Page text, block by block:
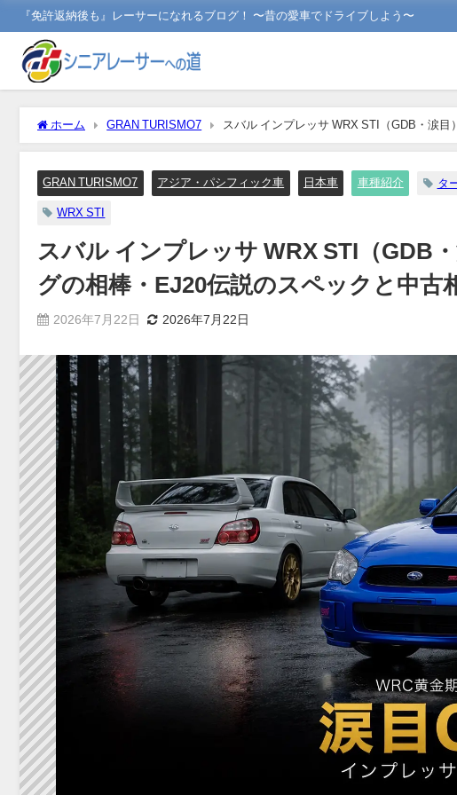
『免許返納後も』レーサーになれるブログ！ 〜昔の愛車でドライブしよう〜
ホーム GRAN TURISMO7
スバル インプレッサ WRX STI（GDB・涙
GT7での乗り方
GRAN TURISMO7 アジア・パシフィック車 日本車 車種紹介 タ
WRX STI
スバル インプレッサ WRX STI（GDB
グの相棒・EJ20伝説のスペックと中古
2026年7月22日 2026年7月22日